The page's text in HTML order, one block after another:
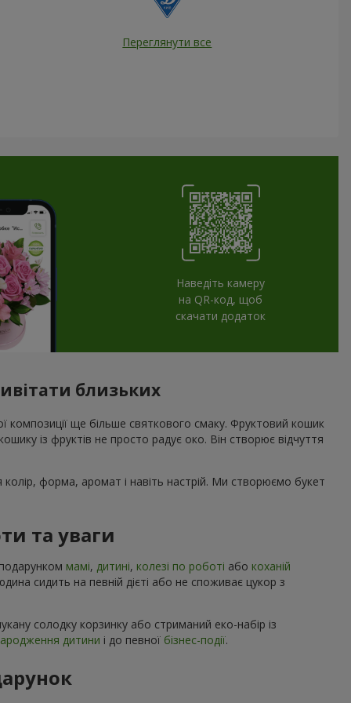
Переглянути все
Наведіть камеру
на QR-код, щоб
скачати додаток
близьких
композиції ще більше святкового смаку. Фруктовий кошик
із фруктів не просто радує око. Він створює відчуття
колір, форма, аромат і навіть настрій. Ми створюємо букет
та уваги
мамі, дитині, колезі по роботі або коханій
сидить на певній дієті або не споживає цукор з
солодку корзинку або стриманий еко-набір із
дитини і до певної бізнес-події.